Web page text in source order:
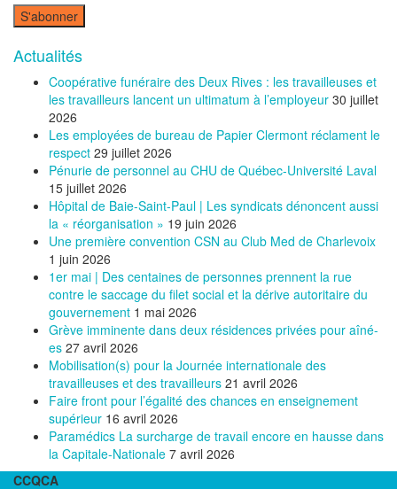
Actualités
Coopérative funéraire des Deux Rives : les travailleuses et
les travailleurs lancent un ultimatum à l’employeur 30 juillet
2026
Les employées de bureau de Papier Clermont réclament le
respect 29 juillet 2026
Pénurie de personnel au CHU de Québec-Université Laval
15 juillet 2026
Hôpital de Baie-Saint-Paul | Les syndicats dénoncent aussi
la « réorganisation » 19 juin 2026
Une première convention CSN au Club Med de Charlevoix
1 juin 2026
1er mai | Des centaines de personnes prennent la rue
contre le saccage du filet social et la dérive autoritaire du
gouvernement 1 mai 2026
Grève imminente dans deux résidences privées pour aîné-
es 27 avril 2026
Mobilisation(s) pour la Journée internationale des
travailleuses et des travailleurs 21 avril 2026
Faire front pour l’égalité des chances en enseignement
supérieur 16 avril 2026
Paramédics La surcharge de travail encore en hausse dans
la Capitale-Nationale 7 avril 2026
CCQCA